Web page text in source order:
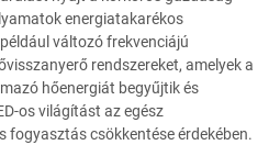
energiatakarékos
változó frekvenciájú
rendszereket, amelyek a
hőenergiát begyűjtik és
os világítást az egész
fogyasztás csökkentése érdekében.